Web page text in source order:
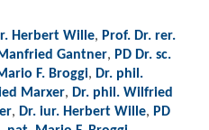
Herbert Wille, Prof. Dr. rer.
Gantner, PD Dr. sc.
F. Broggi, Dr. phil.
Marxer, Dr. phil. Wilfried
, Dr. iur. Herbert Wille, PD